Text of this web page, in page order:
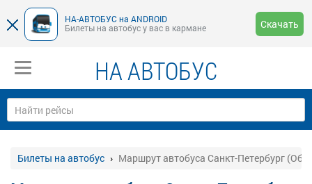
НА-АВТОБУС на ANDROID
Билеты на автобус у вас в кармане
Скачать
НА АВТОБУС
Билеты на автобус Маршрут автобуса Санкт-Петербург